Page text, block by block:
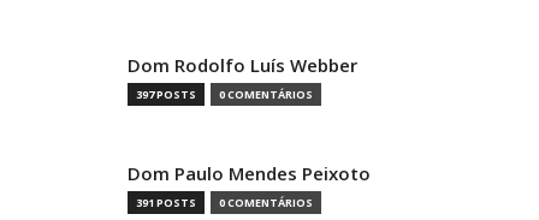
Dom Rodolfo Luís Webber
397 POSTS 0 COMENTÁRIOS
Dom Paulo Mendes Peixoto
391 POSTS 0 COMENTÁRIOS